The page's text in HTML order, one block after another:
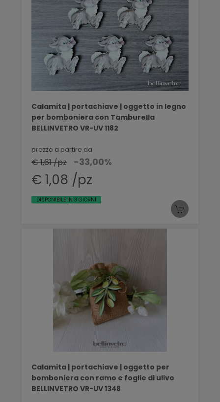
Calamita | portachiave | oggetto in legno
per bomboniera con Tamburella
BELLINVETRO VR-UV 1182
prezzo a partire da
€ 1,61 /pz -33,00%
€ 1,08 /pz
DISPONIBILE IN 3 GIORNI
Calamita | portachiave | oggetto per
bomboniera con ramo e foglie di ulivo
BELLINVETRO VR-UV 1348